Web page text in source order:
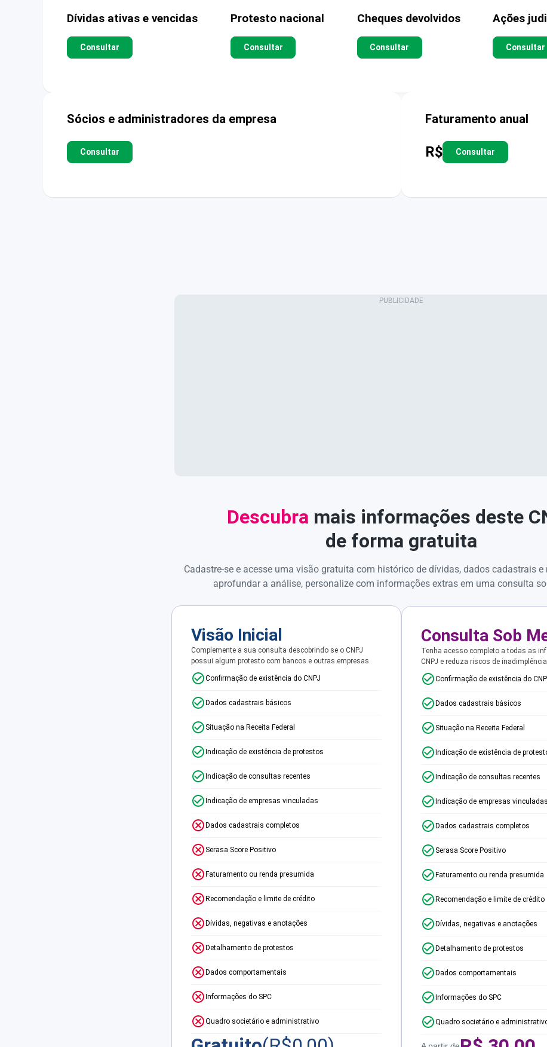
Dívidas ativas e vencidas
Consultar
Protesto nacional
Consultar
Cheques devolvidos
Consultar
Ações
Consultar
Sócios e administradores da empresa
Consultar
Faturamento anual
R$ Consultar
Descubra mais informações deste
de forma gratuita
Cadastre-se e acesse uma visão gratuita com histórico de dívidas, dados cadastrais
aprofundar a análise, personalize com informações extras em uma consulta
Visão Inicial
Complemente a sua consulta descobrindo se o CNPJ
possui algum protesto com bancos e outras empresas.
Confirmação de existência do CNPJ
Dados cadastrais básicos
Situação na Receita Federal
Indicação de existência de protestos
Indicação de consultas recentes
Indicação de empresas vinculadas
Dados cadastrais completos
Serasa Score Positivo
Faturamento ou renda presumida
Recomendação e limite de crédito
Dívidas, negativas e anotações
Detalhamento de protestos
Dados comportamentais
Informações do SPC
Quadro societário e administrativo
Consulta Sob
Tenha acesso completo a todas as
CNPJ e reduza riscos de inadimplência.
Confirmação de existência do
Dados cadastrais básicos
Situação na Receita Federal
Indicação de existência de
Indicação de consultas recentes
Indicação de empresas vinculadas
Dados cadastrais completos
Serasa Score Positivo
Faturamento ou renda presumida
Recomendação e limite de crédito
Dívidas, negativas e anotações
Detalhamento de protestos
Dados comportamentais
Informações do SPC
Quadro societário e